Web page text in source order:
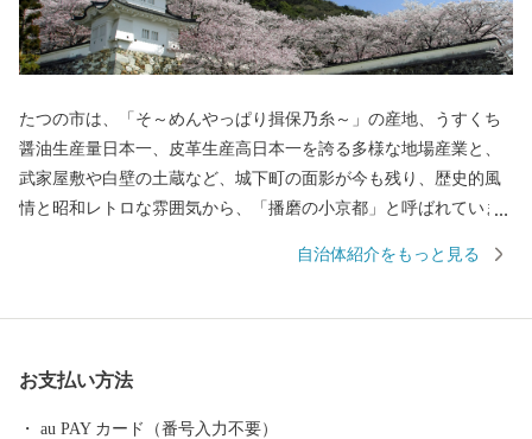
たつの市は、「そ～めんやっぱり揖保乃糸～」の産地、うすくち
醤油生産量日本一、皮革生産高日本一を誇る多様な地場産業と、
武家屋敷や白壁の土蔵など、城下町の面影が今も残り、歴史的風
情と昭和レトロな雰囲気から、「播磨の小京都」と呼ばれていま
いう２つの大きな川が流れ込み、森からの自然の栄養素が豊富に
け、未来を担う子どもたちの笑顔がかがやくたつの市を目指し
て、何とぞ、皆様のご支援をお願い申し上げます。
自治体紹介をもっと見る
お支払い方法
au PAY カード（番号入力不要）